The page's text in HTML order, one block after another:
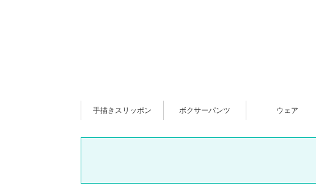
手描きスリッポン ボクサーパンツ ウェア